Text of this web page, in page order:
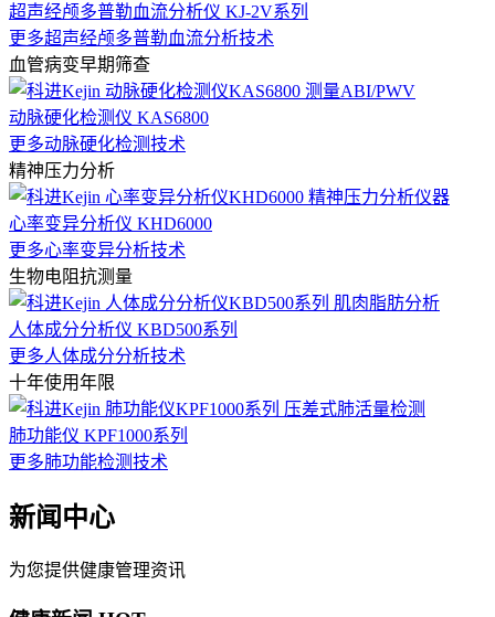
超声经颅多普勒血流分析仪 KJ-2V系列
更多超声经颅多普勒血流分析技术
血管病变早期筛查
动脉硬化检测仪 KAS6800
更多动脉硬化检测技术
精神压力分析
心率变异分析仪 KHD6000
更多心率变异分析技术
生物电阻抗测量
人体成分分析仪 KBD500系列
更多人体成分分析技术
十年使用年限
肺功能仪 KPF1000系列
更多肺功能检测技术
新闻中心
为您提供健康管理资讯